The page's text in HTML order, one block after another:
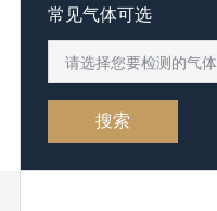
常见气体可选
请选择您要检测的气体
搜索